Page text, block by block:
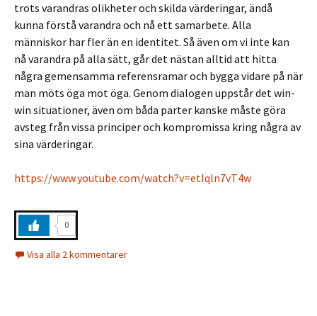
trots varandras olikheter och skilda värderingar, ändå
kunna förstå varandra och nå ett samarbete. Alla
människor har fler än en identitet. Så även om vi inte kan
nå varandra på alla sätt, går det nästan alltid att hitta
några gemensamma referensramar och bygga vidare på när
man möts öga mot öga. Genom dialogen uppstår det win-
win situationer, även om båda parter kanske måste göra
avsteg från vissa principer och kompromissa kring några av
sina värderingar.
https://www.youtube.com/watch?v=etIqln7vT4w
0
Visa alla 2 kommentarer